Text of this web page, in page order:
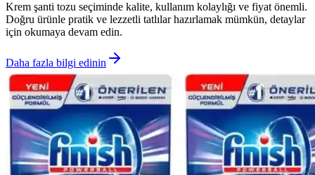
Krem şanti tozu seçiminde kalite, kullanım kolaylığı ve fiyat önemli.
Doğru ürünle pratik ve lezzetli tatlılar hazırlamak mümkün, detaylar
için okumaya devam edin.
Daha fazla bilgi edinin